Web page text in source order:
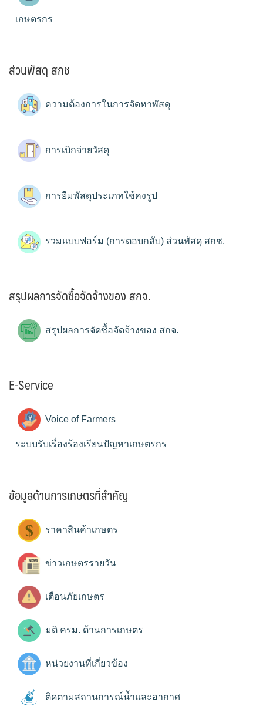
เกษตรกร
ส่วนพัสดุ สกช
ความต้องการในการจัดหาพัสดุ
การเบิกจ่ายวัสดุ
การยืมพัสดุประเภทใช้คงรูป
รวมแบบฟอร์ม (การตอบกลับ) ส่วนพัสดุ สกช.
สรุปผลการจัดซื้อจัดจ้างของ สกจ.
สรุปผลการจัดซื้อจัดจ้างของ สกจ.
E-Service
Voice of Farmers
ระบบรับเรื่องร้องเรียนปัญหาเกษตรกร
ข้อมูลด้านการเกษตรที่สำคัญ
ราคาสินค้าเกษตร
ข่าวเกษตรรายวัน
เตือนภัยเกษตร
มติ ครม. ด้านการเกษตร
หน่วยงานที่เกี่ยวข้อง
ติดตามสถานการณ์น้ำและอากาศ